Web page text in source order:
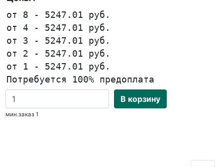
от 8 - 5247.01 руб.
от 4 - 5247.01 руб.
от 3 - 5247.01 руб.
от 2 - 5247.01 руб.
от 1 - 5247.01 руб.
Потребуется 100% предоплата
В корзину
мин.заказ 1